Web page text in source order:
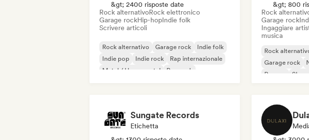
&gt; 2400 risposte date
Rock alternativoRock elettronico
Garage rockHip-hopIndie folk
Scrivere articoli
Rock alternativo Garage rock
Indie folk
Indie pop
Indie rock
Rap internazionale
Metal / Heavy metal
Pop rock
&gt; 800
Rock
Garage rock
Ingaggiare
musica
Rock
Garage rock
Reggae
Sungate Records
Etichetta